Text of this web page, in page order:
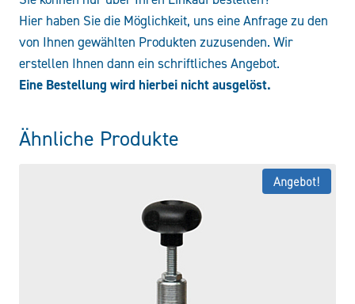
Hier haben Sie die Möglichkeit, uns eine Anfrage zu den
von Ihnen gewählten Produkten zuzusenden. Wir
erstellen Ihnen dann ein schriftliches Angebot.
Eine Bestellung wird hierbei nicht ausgelöst.
Ähnliche Produkte
Angebot!